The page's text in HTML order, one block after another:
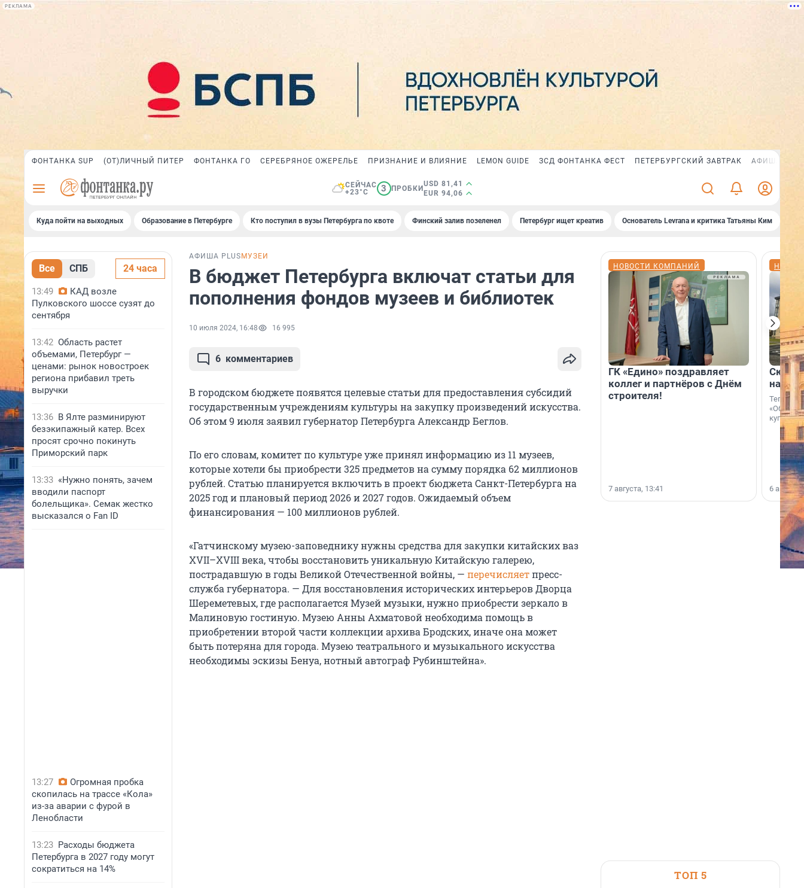
РЕКЛАМА
ФОНТАНКА SUP (ОТ)ЛИЧНЫЙ ПИТЕР ФОНТАНКА ГО СЕРЕБРЯНОЕ ОЖЕРЕЛЬЕ ПРИЗНАНИЕ И ВЛИЯНИЕ LEMON GUIDE ЗСД ФОНТАНКА ФЕСТ ПЕТЕРБУРГСКИЙ ЗАВТРАК АФИША PLUS
СЕЙЧАС
+23°C
3 ПРОБКИ
USD 81,41
EUR 94,06
Куда пойти на выходных Образование в Петербурге Кто поступил в вузы Петербурга по квоте Финский залив позеленел Петербург ищет креатив Основатель Levrana и критика Татьяны Ким
Все СПБ 24 часа
13:49
КАД возле
Пулковского шоссе сузят до
сентября
13:42 Область растет
объемами, Петербург —
ценами: рынок новостроек
региона прибавил треть
выручки
13:36 В Ялте разминируют
безэкипажный катер. Всех
просят срочно покинуть
Приморский парк
13:33 «Нужно понять, зачем
вводили паспорт
болельщика». Семак жестко
высказался о Fan ID
13:27
Огромная пробка
скопилась на трассе «Кола»
из-за аварии с фурой в
Ленобласти
13:23 Расходы бюджета
Петербурга в 2027 году могут
сократиться на 14%
АФИША PLUS МУЗЕИ
В бюджет Петербурга включат статьи для
пополнения фондов музеев и библиотек
10 июля 2024, 16:48 16 995
6 комментариев
В городском бюджете появятся целевые статьи для предоставления субсидий
государственным учреждениям культуры на закупку произведений искусства.
Об этом 9 июля заявил губернатор Петербурга Александр Беглов.
По его словам, комитет по культуре уже принял информацию из 11 музеев,
которые хотели бы приобрести 325 предметов на сумму порядка 62 миллионов
рублей. Статью планируется включить в проект бюджета Санкт-Петербурга на
2025 год и плановый период 2026 и 2027 годов. Ожидаемый объем
финансирования — 100 миллионов рублей.
«Гатчинскому музею-заповеднику нужны средства для закупки китайских ваз
XVII–XVIII века, чтобы восстановить уникальную Китайскую галерею,
пострадавшую в годы Великой Отечественной войны, — перечисляетпресс-
служба губернатора. — Для восстановления исторических интерьеров Дворца
Шереметевых, где располагается Музей музыки, нужно приобрести зеркало в
Малиновую гостиную. Музею Анны Ахматовой необходима помощь в
приобретении второй части коллекции архива Бродских, иначе она может
быть потеряна для города. Музею театрального и музыкального искусства
необходимы эскизы Бенуа, нотный автограф Рубинштейна».
НОВОСТИ КОМПАНИЙ
ГК «Едино» поздравляет
коллег и партнёров с Днём
строителя!
7 августа, 13:41
на
Теперь
купить
6
ТОП 5